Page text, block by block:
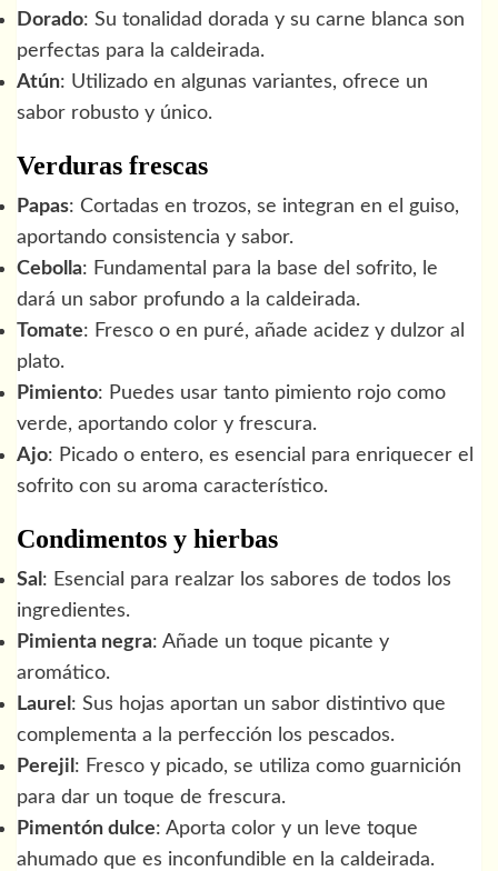
Dorado: Su tonalidad dorada y su carne blanca son
perfectas para la caldeirada.
Atún: Utilizado en algunas variantes, ofrece un
sabor robusto y único.
Verduras frescas
Papas: Cortadas en trozos, se integran en el guiso,
aportando consistencia y sabor.
Cebolla: Fundamental para la base del sofrito, le
dará un sabor profundo a la caldeirada.
Tomate: Fresco o en puré, añade acidez y dulzor al
plato.
Pimiento: Puedes usar tanto pimiento rojo como
verde, aportando color y frescura.
Ajo: Picado o entero, es esencial para enriquecer el
sofrito con su aroma característico.
Condimentos y hierbas
Sal : Esencial para realzar los sabores de todos los
ingredientes.
Pimienta negra: Añade un toque picante y
aromático.
Laurel : Sus hojas aportan un sabor distintivo que
complementa a la perfección los pescados.
Perejil : Fresco y picado, se utiliza como guarnición
para dar un toque de frescura.
Pimentón dulce: Aporta color y un leve toque
ahumado que es inconfundible en la caldeirada.